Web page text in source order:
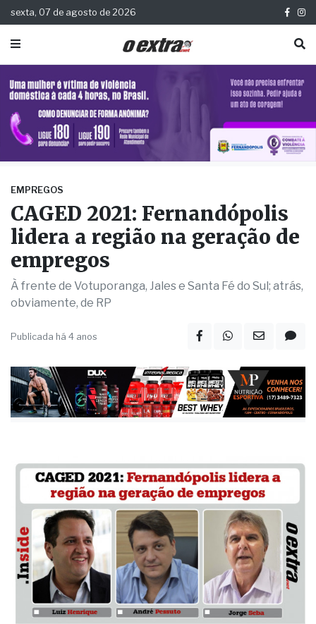
sexta, 07 de agosto de 2026
EMPREGOS
CAGED 2021: Fernandópolis
lidera a região na geração de
empregos
À frente de Votuporanga, Jales e Santa Fé do Sul; atrás,
obviamente, de RP
Publicada há 4 anos